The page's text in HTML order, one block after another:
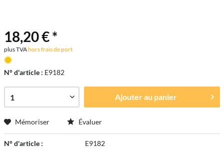
18,20 € *
plus TVAhors frais de port
N° d'article : E9182
Ajouter au panier
Mémoriser Évaluer
N° d'article : E9182